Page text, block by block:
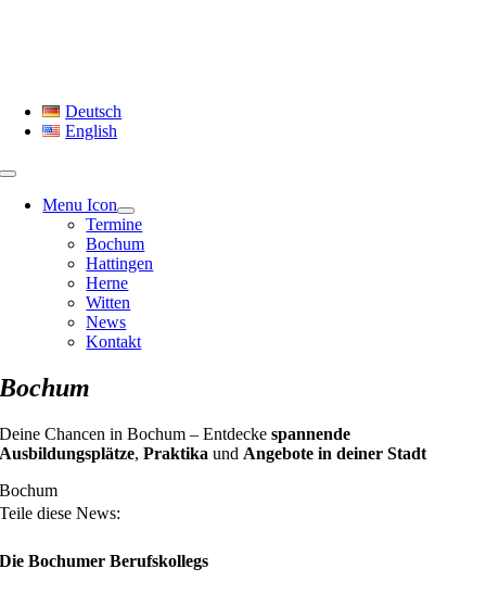
Deutsch
English
Menu Icon
Termine
Bochum
Hattingen
Herne
Witten
News
Kontakt
Bochum
Deine Chancen in Bochum – Entdeckespannende
Ausbildungsplätze,Praktikaund Angebote in deiner Stadt
Bochum
Teile diese News:
Die Bochumer Berufskollegs